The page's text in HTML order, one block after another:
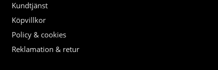
Kundtjänst
Köpvillkor
Policy & cookies
Reklamation & retur